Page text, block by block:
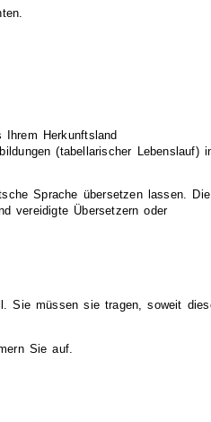
Ihrem Herkunftsland
(tabellarischer Lebenslauf)
Sprache übersetzen lassen. Die
vereidigte Übersetzern oder
Sie müssen sie tragen, soweit
Sie auf.